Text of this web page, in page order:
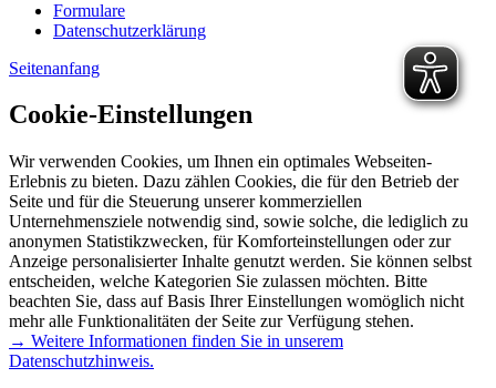
Formulare
Datenschutzerklärung
Seitenanfang
Cookie-Einstellungen
Wir verwenden Cookies, um Ihnen ein optimales Webseiten-
Erlebnis zu bieten. Dazu zählen Cookies, die für den Betrieb der
Seite und für die Steuerung unserer kommerziellen
Unternehmensziele notwendig sind, sowie solche, die lediglich zu
anonymen Statistikzwecken, für Komforteinstellungen oder zur
Anzeige personalisierter Inhalte genutzt werden. Sie können selbst
entscheiden, welche Kategorien Sie zulassen möchten. Bitte
beachten Sie, dass auf Basis Ihrer Einstellungen womöglich nicht
mehr alle Funktionalitäten der Seite zur Verfügung stehen.
→ Weitere Informationen finden Sie in unserem
Datenschutzhinweis.